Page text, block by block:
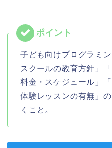
子ども向けプログラミ
スクールの教育方針」
料金・スケジュール」
体験レッスンの有無」
くこと。